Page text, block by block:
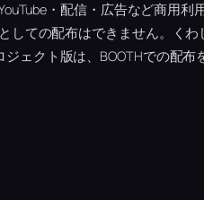
・配信・広告など商用
しての配布はできません。くわ
ェクト版は、BOOTHでの配布